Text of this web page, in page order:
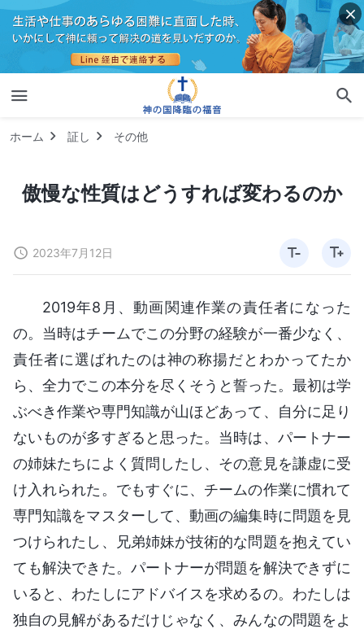
ホーム 証し その他
傲慢な性質はどうすれば変わるのか
2023年7月12日
2019年8月、動画関連作業の責任者になった
の。当時はチームでこの分野の経験が一番少なく、
責任者に選ばれたのは神の称揚だとわかってたか
ら、全力でこの本分を尽くそうと誓った。最初は学
ぶべき作業や専門知識が山ほどあって、自分に足り
ないものが多すぎると思った。当時は、パートナー
の姉妹たちによく質問したし、その意見を謙虚に受
け入れられた。でもすぐに、チームの作業に慣れて
専門知識をマスターして、動画の編集時に問題を見
つけられたし、兄弟姉妹が技術的な問題を抱えてい
ても解決できた。パートナーが問題を解決できずに
いると、わたしにアドバイスを求めるの。わたしは
独自の見解があるだけじゃなく、みんなの問題をよ